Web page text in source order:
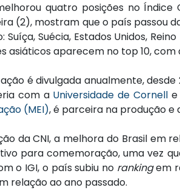
quatro posições no Índice
(2), mostram que o país passou
Suíça, Suécia, Estados Unidos,
asiáticos aparecem no top 10, com
é divulgada anualmente,
com a Universidade de Cornell
(MEI), é parceira na produção e
da CNI, a melhora do Brasil em
para comemoração, uma vez
o IGI, o país subiu no rankingem
relação ao ano passado.